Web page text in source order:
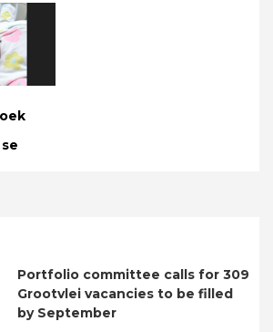
Portfolio committee calls for 309
Grootvlei vacancies to be filled
by September